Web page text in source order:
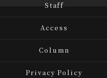
Staff
Access
Column
Privacy Policy